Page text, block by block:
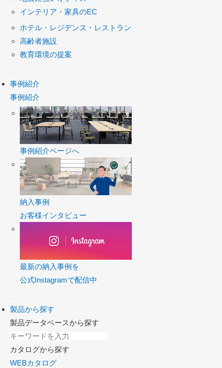
インテリア・家具のEC
ホテル・レジデンス・レストラン
高齢者施設
教育環境の提案
事例紹介
事例紹介
事例紹介ページへ
納入事例
お客様インタビュー
最新の納入事例を
公式Instagramで配信中
製品から探す
製品データベースから探す
カタログから探す
WEBカタログ